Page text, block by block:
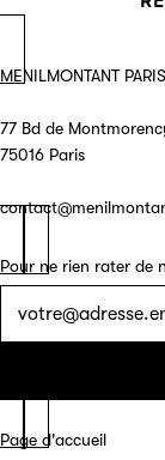
MENILMONTANT PARIS
77 Bd de
75016 Paris
Pour ne rien rater de
d'information
Page d'accueil